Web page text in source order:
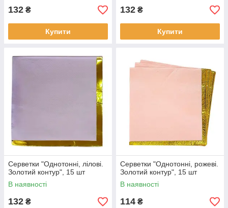
132 ₴
Купити
132 ₴
Купити
Серветки "Однотонні, лілові.
Золотий контур", 15 шт
В наявності
132 ₴
Серветки "Однотонні, рожеві.
Золотий контур", 15 шт
В наявності
114 ₴